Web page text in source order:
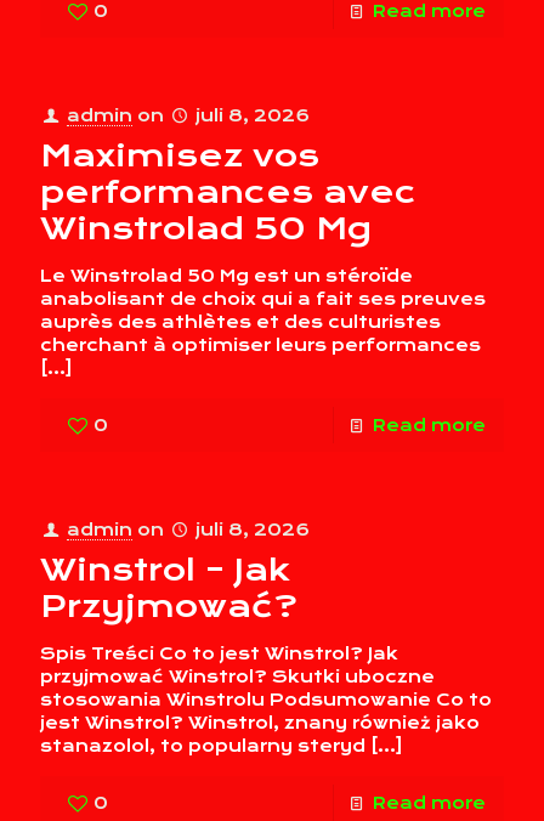
0 Read more
admin on juli 8, 2026
Maximisez vos
performances avec
Winstrolad 50 Mg
Le Winstrolad 50 Mg est un stéroïde
anabolisant de choix qui a fait ses preuves
auprès des athlètes et des culturistes
cherchant à optimiser leurs performances
[…]
0 Read more
admin on juli 8, 2026
Winstrol – Jak
Przyjmować?
Spis Treści Co to jest Winstrol? Jak
przyjmować Winstrol? Skutki uboczne
stosowania Winstrolu Podsumowanie Co to
jest Winstrol? Winstrol, znany również jako
stanazolol, to popularny steryd
[…]
0 Read more